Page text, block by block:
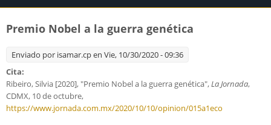
Premio Nobel a la guerra genética
Enviado por isamar.cpen Vie, 10/30/2020 - 09:36
Cita:
Ribeiro, Silvia [2020], "Premio Nobel a la guerra genética",La Jornada,
CDMX, 10 de octubre,
https://www.jornada.com.mx/2020/10/10/opinion/015a1eco